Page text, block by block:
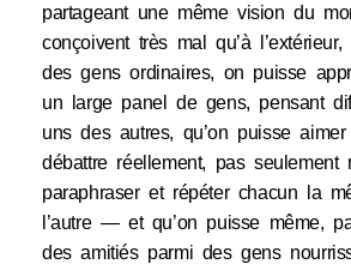
partageant une même vision du
conçoivent très mal qu’à
des gens ordinaires, on puisse
un large panel de gens, pensant
uns des autres, qu’on puisse
débattre réellement, pas seulement
paraphraser et répéter chacun la
l’autre — et qu’on puisse même,
des amitiés parmi des gens